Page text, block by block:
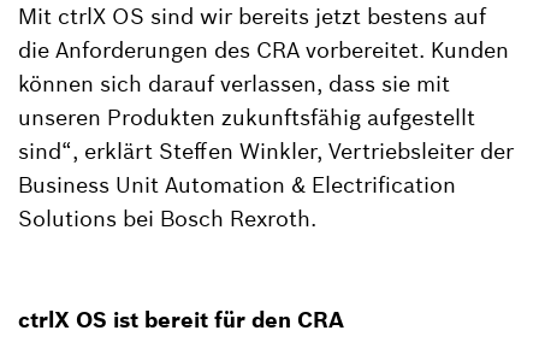
Mit ctrlX OS sind wir bereits jetzt bestens auf
die Anforderungen des CRA vorbereitet. Kunden
können sich darauf verlassen, dass sie mit
unseren Produkten zukunftsfähig aufgestellt
sind“, erklärt Steffen Winkler, Vertriebsleiter der
Business Unit Automation & Electrification
Solutions bei Bosch Rexroth.
ctrlX OS ist bereit für den CRA